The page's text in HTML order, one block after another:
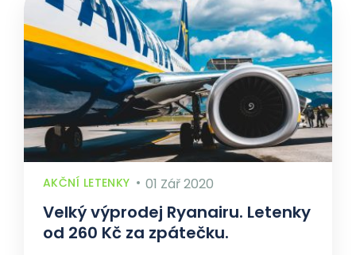
AKČNÍ LETENKY 01 Zář 2020
Velký výprodej Ryanairu. Letenky
od 260 Kč za zpátečku.